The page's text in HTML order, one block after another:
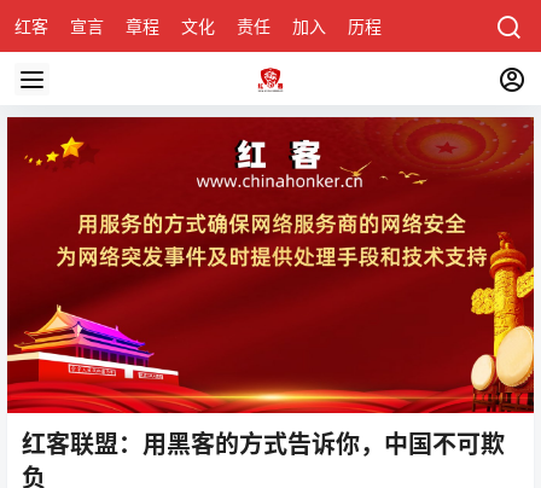
红客 宣言 章程 文化 责任 加入 历程 关于
红客联盟：用黑客的方式告诉你，中国不可欺
负